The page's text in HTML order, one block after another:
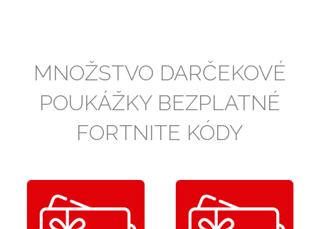
MNOŽSTVO DARČEKOVÉ
POUKÁŽKY BEZPLATNÉ
FORTNITE KÓDY